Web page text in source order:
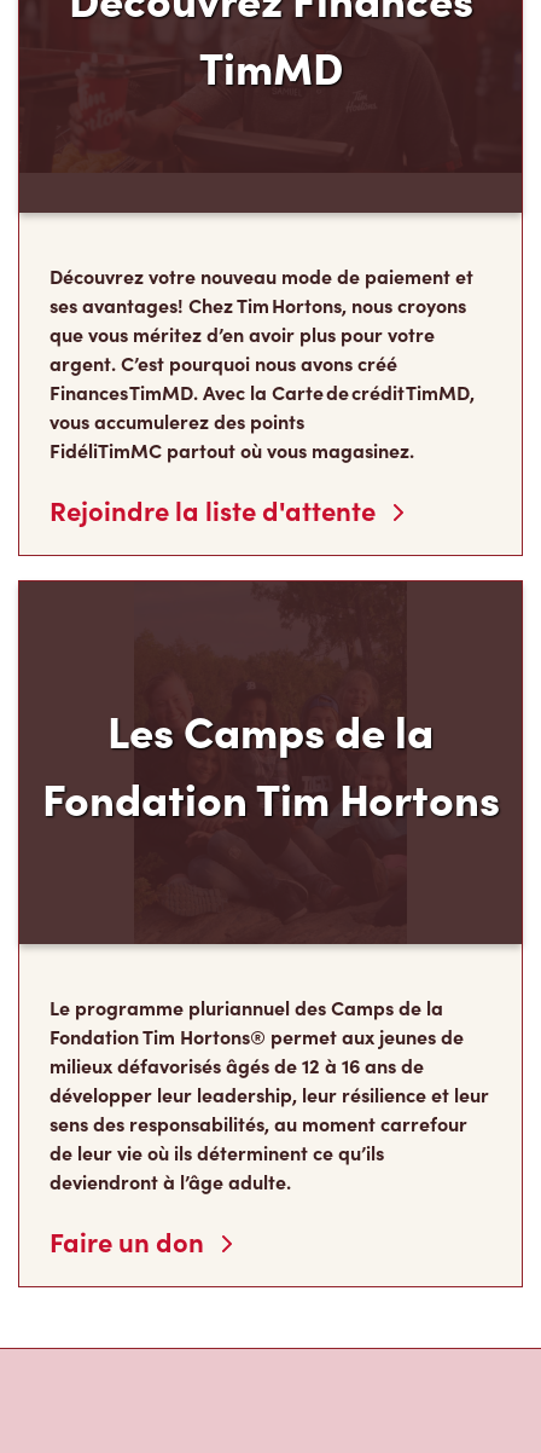
TimMD
ses avantages! Chez Tim Hortons, nous croyons
que vous méritez d’en avoir plus pour votre
argent. C’est pourquoi nous avons créé
Finances TimMD. Avec la Carte de crédit TimMD,
vous accumulerez des points
FidéliTimMC partout où vous magasinez.
Rejoindre la liste d'attente
Fondation Tim Hortons
Fondation Tim Hortons® permet aux jeunes de
milieux défavorisés âgés de 12 à 16 ans de
développer leur leadership, leur résilience et leur
sens des responsabilités, au moment carrefour
de leur vie où ils déterminent ce qu’ils
deviendront à l’âge adulte.
Faire un don